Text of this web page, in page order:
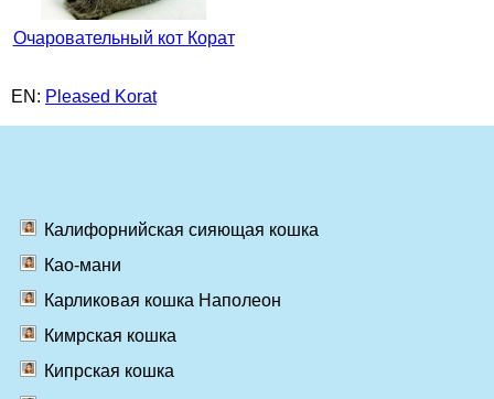
Очаровательный кот Корат
EN: Pleased Korat
Калифорнийская сияющая кошка
Као-мани
Карликовая кошка Наполеон
Кимрская кошка
Кипрская кошка